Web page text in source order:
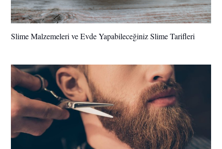
Slime Malzemeleri ve Evde Yapabileceğiniz Slime Tarifleri